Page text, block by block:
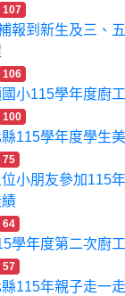
107
報到新生及三、
106
小115學年度廚
100
115學年度學生
75
小朋友參加115
64
學年度第二次廚
57
115年親子走一